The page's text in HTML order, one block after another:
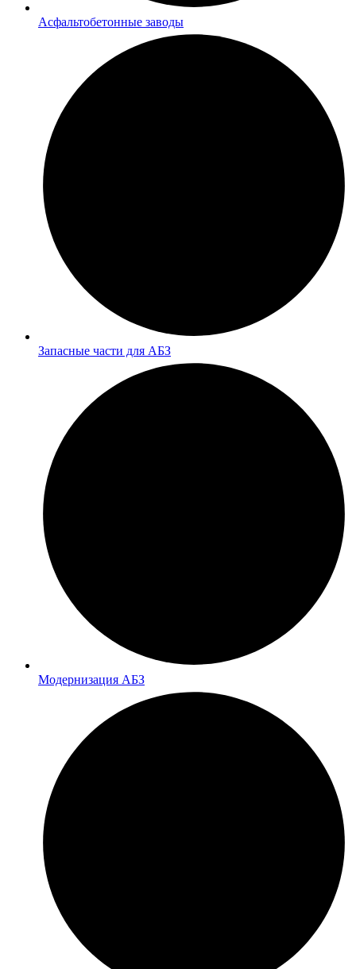
Асфальтобетонные заводы
Запасные части для АБЗ
Модернизация АБЗ